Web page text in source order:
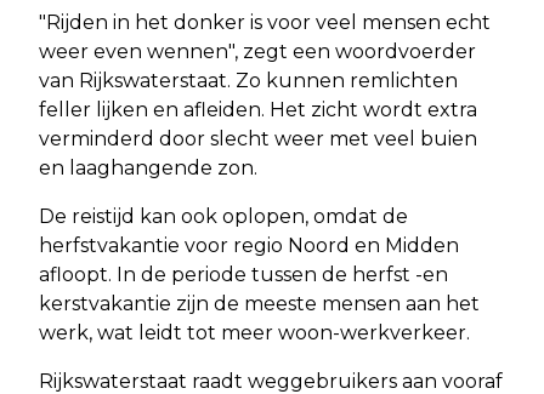
"Rijden in het donker is voor veel mensen echt
weer even wennen", zegt een woordvoerder
van Rijkswaterstaat. Zo kunnen remlichten
feller lijken en afleiden. Het zicht wordt extra
verminderd door slecht weer met veel buien
en laaghangende zon.
De reistijd kan ook oplopen, omdat de
herfstvakantie voor regio Noord en Midden
afloopt. In de periode tussen de herfst -en
kerstvakantie zijn de meeste mensen aan het
werk, wat leidt tot meer woon-werkverkeer.
Rijkswaterstaat raadt weggebruikers aan vooraf